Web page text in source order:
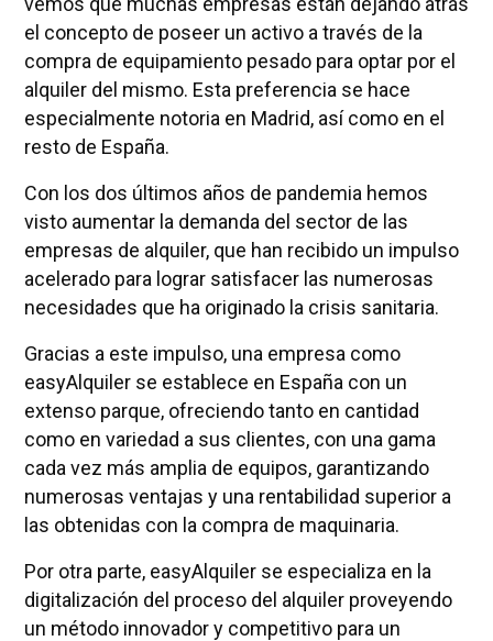
el concepto de poseer un activo a través de la
compra de equipamiento pesado para optar por el
alquiler del mismo. Esta preferencia se hace
especialmente notoria en Madrid, así como en el
resto de España.
Con los dos últimos años de pandemia hemos
visto aumentar la demanda del sector de las
empresas de alquiler, que han recibido un impulso
acelerado para lograr satisfacer las numerosas
necesidades que ha originado la crisis sanitaria.
Gracias a este impulso, una empresa como
easyAlquiler se establece en España con un
extenso parque, ofreciendo tanto en cantidad
como en variedad a sus clientes, con una gama
cada vez más amplia de equipos, garantizando
numerosas ventajas y una rentabilidad superior a
las obtenidas con la compra de maquinaria.
Por otra parte, easyAlquiler se especializa en la
digitalización del proceso del alquiler proveyendo
un método innovador y competitivo para un